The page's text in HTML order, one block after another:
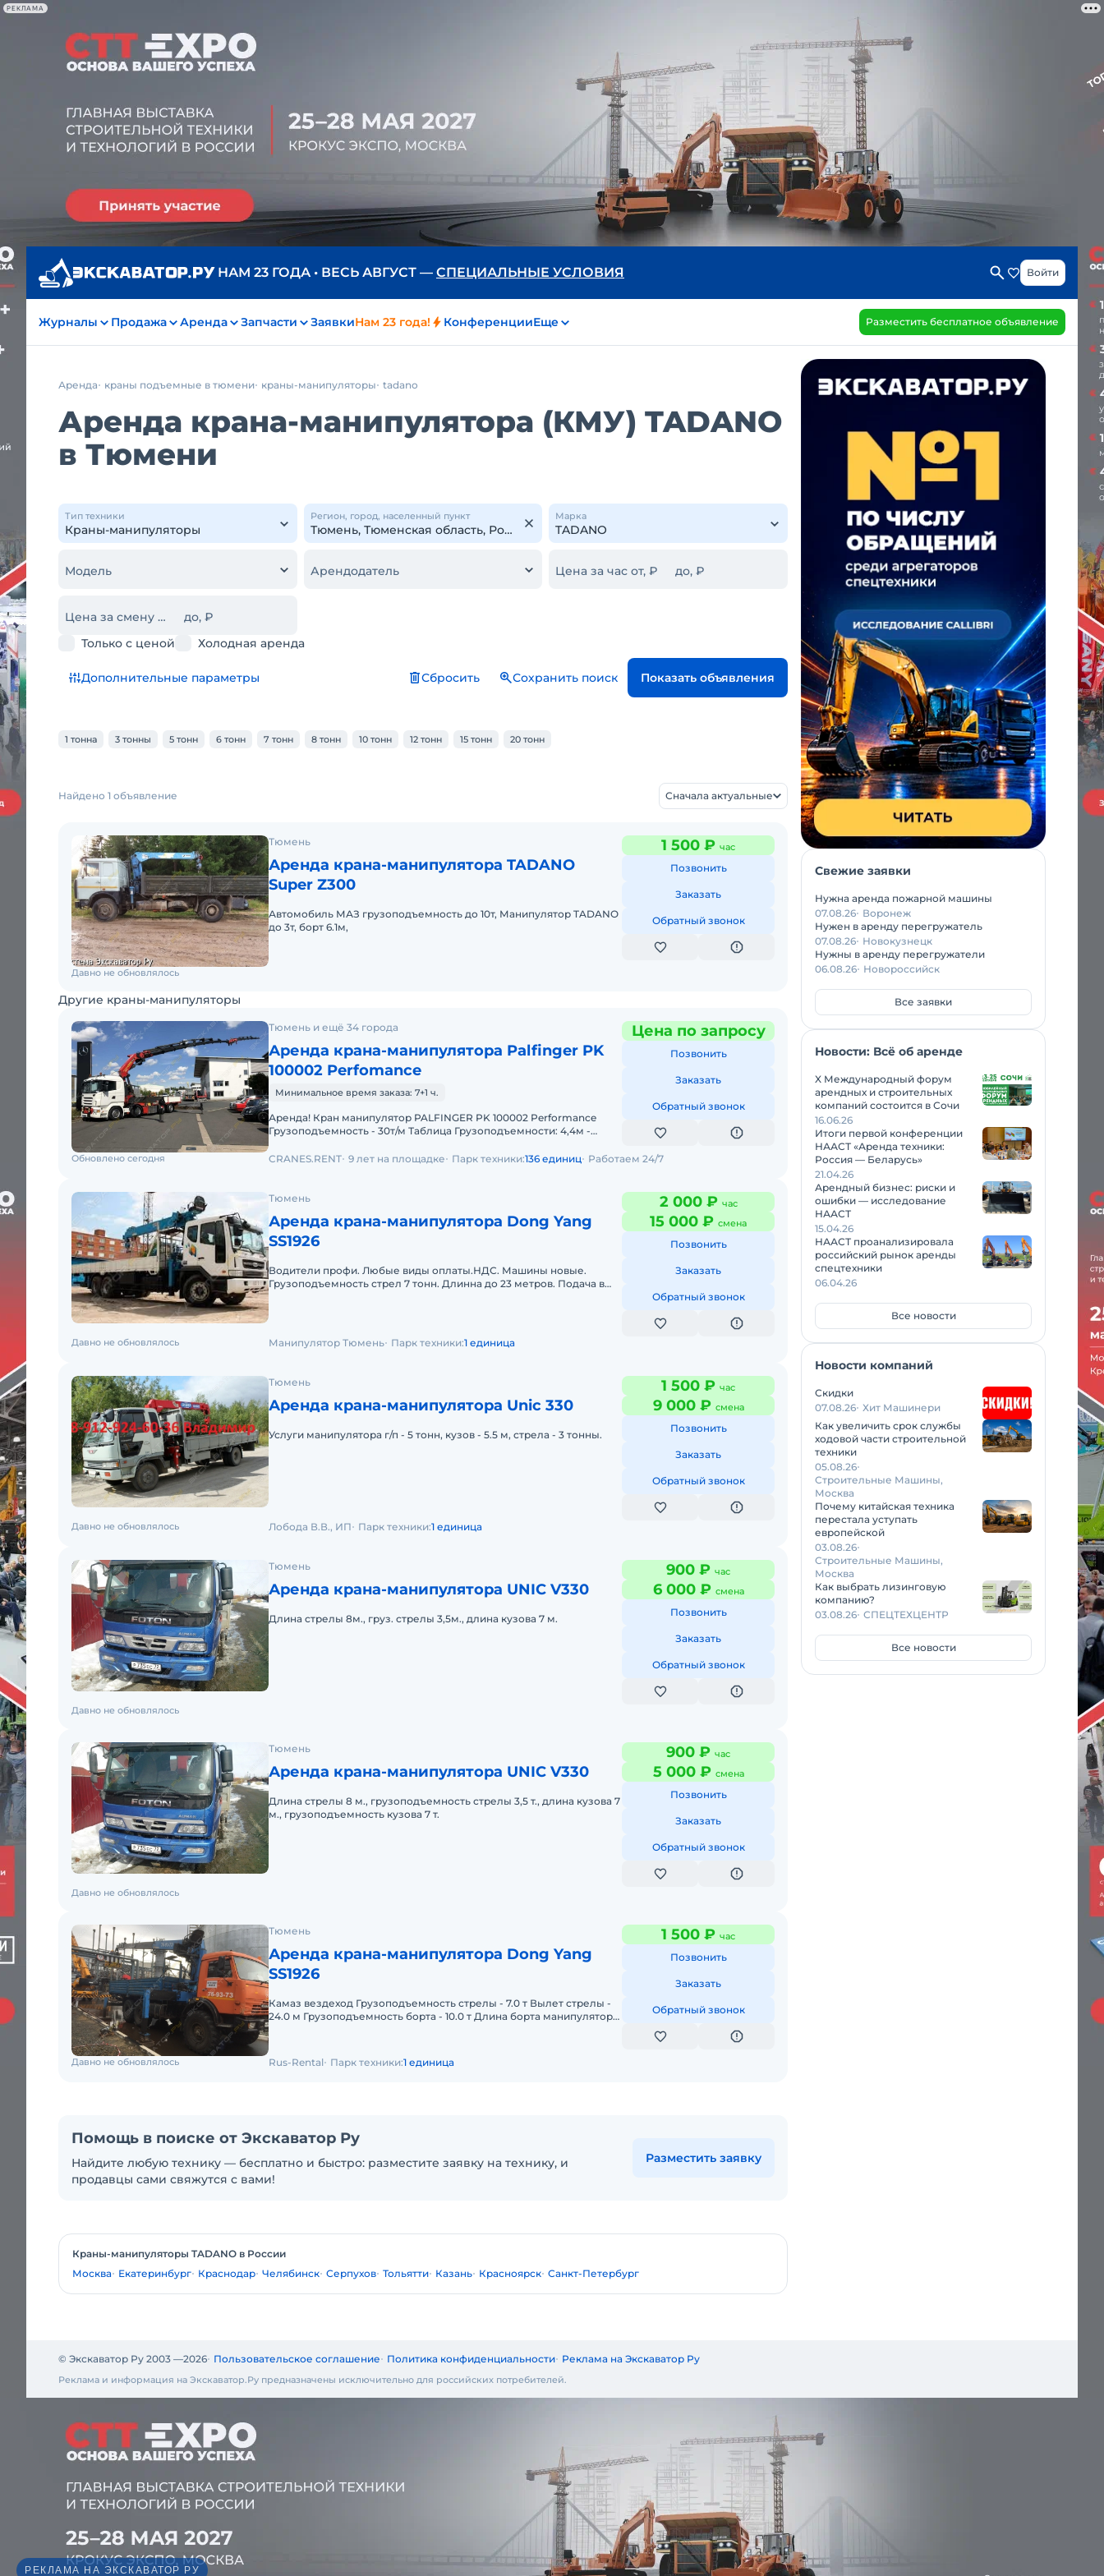
РЕКЛАМА
НАМ 23 ГОДА • ВЕСЬ АВГУСТ — СПЕЦИАЛЬНЫЕ УСЛОВИЯ Войти
Журналы Продажа Аренда Запчасти ЗаявкиНам 23 года! КонференцииЕще Разместить бесплатное объявление
Аренда краны подъемные в тюмени краны-манипуляторы tadano
Аренда крана-манипулятора (КМУ) TADANO
в Тюмени
Тип техники Регион, город, населенный пункт Марка
Модель Арендодатель Цена за час от, ₽ до, ₽
Цена за смену от, ₽
до, ₽
Только с ценой
Холодная аренда
Дополнительные параметры Сбросить Сохранить поиск Показать объявления
1 тонна 3 тонны 5 тонн 6 тонн 7 тонн 8 тонн 10 тонн 12 тонн 15 тонн 20 тонн
Найдено 1 объявление Сначала актуальные
Тюмень
Аренда крана-манипулятора TADANO
Super Z300
Автомобиль МАЗ грузоподъемность до 10т, Манипулятор TADANO
до 3т, борт 6.1м,
1 500 ₽ час
Позвонить
Заказать
Обратный звонок
Давно не обновлялось
Другие краны-манипуляторы
Тюмень и ещё 34 города
Аренда крана-манипулятора Palfinger PK
100002 Perfomance
Минимальное время заказа: 7+1 ч.
Аренда! Кран манипулятор PALFINGER PK 100002 Performance
Грузоподъемность - 30т/м Таблица Грузоподъемности: 4,4м -
Цена по запросу
Позвонить
Заказать
Обратный звонок
Обновлено сегодня CRANES.RENT 9 лет на площадке Парк техники:136 единиц Работаем 24/7
Тюмень
Аренда крана-манипулятора Dong Yang
SS1926
Водители профи. Любые виды оплаты.НДС. Машины новые.
Грузоподъемность стрел 7 тонн. Длинна до 23 метров. Подача в
2 000 ₽ час
15 000 ₽ смена
Позвонить
Заказать
Обратный звонок
Давно не обновлялось Манипулятор Тюмень Парк техники:1 единица
Тюмень
Аренда крана-манипулятора Unic 330
Услуги манипулятора г/п - 5 тонн, кузов - 5.5 м, стрела - 3 тонны.
1 500 ₽ час
9 000 ₽ смена
Позвонить
Заказать
Обратный звонок
Давно не обновлялось Лобода В.В., ИП Парк техники:1 единица
Тюмень
Аренда крана-манипулятора UNIC V330
Длина стрелы 8м., груз. стрелы 3,5м., длина кузова 7 м.
900 ₽ час
6 000 ₽ смена
Позвонить
Заказать
Обратный звонок
Давно не обновлялось
Тюмень
Аренда крана-манипулятора UNIC V330
Длина стрелы 8 м., грузоподъемность стрелы 3,5 т., длина кузова 7
м., грузоподъемность кузова 7 т.
900 ₽ час
5 000 ₽ смена
Позвонить
Заказать
Обратный звонок
Давно не обновлялось
Тюмень
Аренда крана-манипулятора Dong Yang
SS1926
Камаз вездеход Грузоподъемность стрелы - 7.0 т Вылет стрелы -
24.0 м Грузоподъемность борта - 10.0 т Длина борта манипулятора
1 500 ₽ час
Позвонить
Заказать
Обратный звонок
Давно не обновлялось Rus-Rental Парк техники:1 единица
Помощь в поиске от Экскаватор Ру
Найдите любую технику — бесплатно и быстро: разместите заявку на технику, и
продавцы сами свяжутся с вами!
Разместить заявку
Краны-манипуляторы TADANO в России
Москва Екатеринбург Краснодар Челябинск Серпухов Тольятти Казань Красноярск Санкт-Петербург
Свежие заявки
Нужна аренда пожарной машины
07.08.26 Воронеж
Нужен в аренду перегружатель
07.08.26 Новокузнецк
Нужны в аренду перегружатели
06.08.26 Новороссийск
Все заявки
Новости: Всё об аренде
X Международный форум
арендных и строительных
компаний состоится в Сочи
16.06.26
Итоги первой конференции
НААСТ «Аренда техники:
Россия — Беларусь»
21.04.26
Арендный бизнес: риски и
ошибки — исследование
НААСТ
15.04.26
НААСТ проанализировала
российский рынок аренды
спецтехники
06.04.26
Все новости
Новости компаний
Скидки
07.08.26 Хит Машинери
Как увеличить срок службы
ходовой части строительной
техники
05.08.26
Строительные Машины,
Москва
Почему китайская техника
перестала уступать
европейской
03.08.26
Строительные Машины,
Москва
Как выбрать лизинговую
компанию?
03.08.26 СПЕЦТЕХЦЕНТР
Все новости
© Экскаватор Ру 2003 —2026 Пользовательское соглашение Политика конфиденциальности Реклама на Экскаватор Ру
Реклама и информация на Экскаватор.Ру предназначены исключительно для российских потребителей.